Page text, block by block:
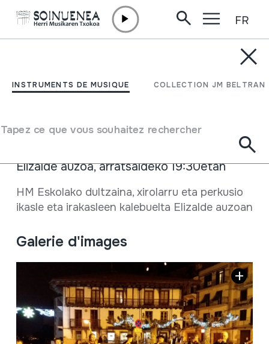
INSTRUMENTS DE MUSIQUE COLLECTION JM BELTRAN
Tapez ce que vous souhaitez rechercher
FR
HM Eskolaren
Elizalde auzoa, arratsaldeko 19:30etan
Fiche complète
HM Eskolako dultzaina, xirolarru eta perkusio
ikasle eta irakasleen kalebuelta Elizalde auzoan
Galerie d'images